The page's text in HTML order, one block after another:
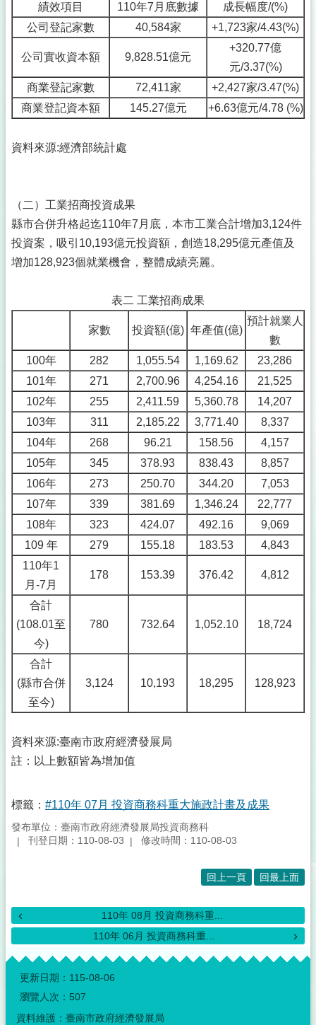
績效項目
110年7月底數據
成長幅度/(%)
公司登記家數
40,584家 +1,723家/4.43(%)
公司實收資本額 9,828.51億元
+320.77億
元/3.37(%)
商業登記家數
72,411家
+2,427家/3.47(%)
商業登記資本額
145.27億元 +6.63億元/4.78 (%)
資料來源:經濟部統計處
（二）工業招商投資成果
縣市合併升格起迄110年7月底，本市工業合計增加3,124件
投資案，吸引10,193億元投資額，創造18,295億元產值及
增加128,923個就業機會，整體成績亮麗。
表二 工業招商成果
家數 投資額(億) 年產值(億)
預計就業人
數
100年
282 1,055.54 1,169.62
23,286
101年
271 2,700.96 4,254.16
21,525
102年
255 2,411.59 5,360.78
14,207
103年
311 2,185.22 3,771.40
8,337
104年
268 96.21 158.56
4,157
105年
345 378.93 838.43
8,857
106年
273 250.70 344.20
7,053
107年
339 381.69 1,346.24
22,777
108年
323 424.07 492.16
9,069
109 年
279 155.18 183.53
4,843
110年1
月-7月
178 153.39 376.42 4,812
合計
(108.01至
今)
780 732.64 1,052.10 18,724
合計
(縣市合併
至今)
3,124 10,193 18,295 128,923
資料來源:臺南市政府經濟發展局
註：以上數額皆為增加值
標籤： #110年 07月 投資商務科重大施政計畫及成果
發布單位：臺南市政府經濟發展局投資商務科
刊登日期：110-08-03
修改時間：110-08-03
回上一頁 回最上面
110年 08月 投資商務科重...
110年 06月 投資商務科重...
:::
更新日期： 115-08-06
瀏覽人次： 507
資料維護：臺南市政府經濟發展局